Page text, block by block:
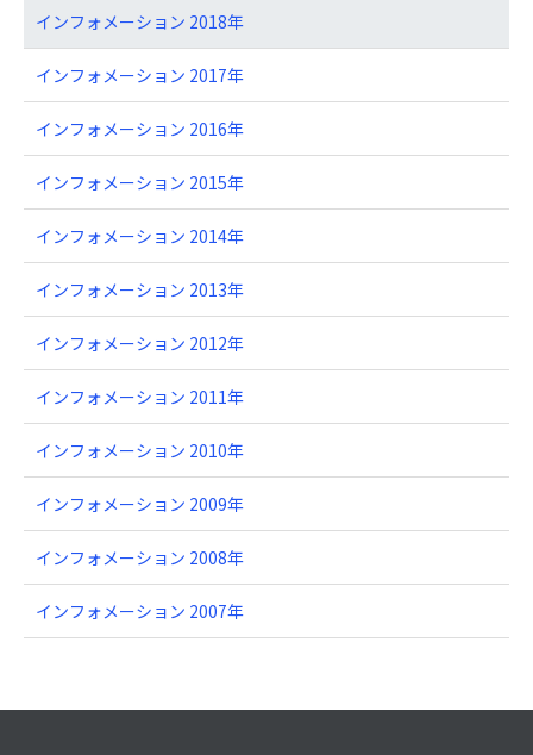
インフォメーション 2018年
インフォメーション 2017年
インフォメーション 2016年
インフォメーション 2015年
インフォメーション 2014年
インフォメーション 2013年
インフォメーション 2012年
インフォメーション 2011年
インフォメーション 2010年
インフォメーション 2009年
インフォメーション 2008年
インフォメーション 2007年